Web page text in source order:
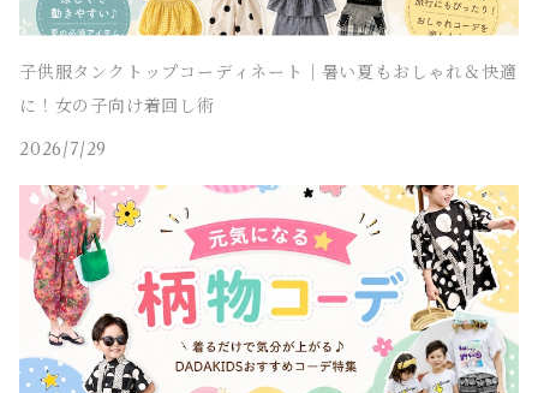
セパレート水着
子供服タンクトップコーディネート｜暑い夏もおしゃれ＆快適
に！女の子向け着回し術
2026/7/29